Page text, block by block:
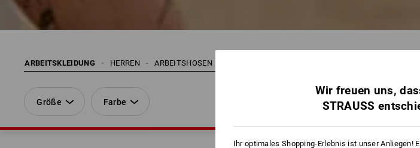
ARBEITSKLEIDUNG ARBEITSHOSEN
HERREN
Größe Farbe
Wir freuen uns,
STRAUSS
Ihr optimales Shopping-Erlebnis ist unser Anliegen!